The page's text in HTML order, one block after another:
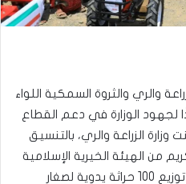
والري والثروة السمكية اللواء
لجهود الوزارة في دعم القطاع
الزراعة والري، بالتنسيق
من الهيئة الخيرية الإسلامية
العالمية بدولة الكويت، مشروع توزيع 100 حراثة يدوية لصغار